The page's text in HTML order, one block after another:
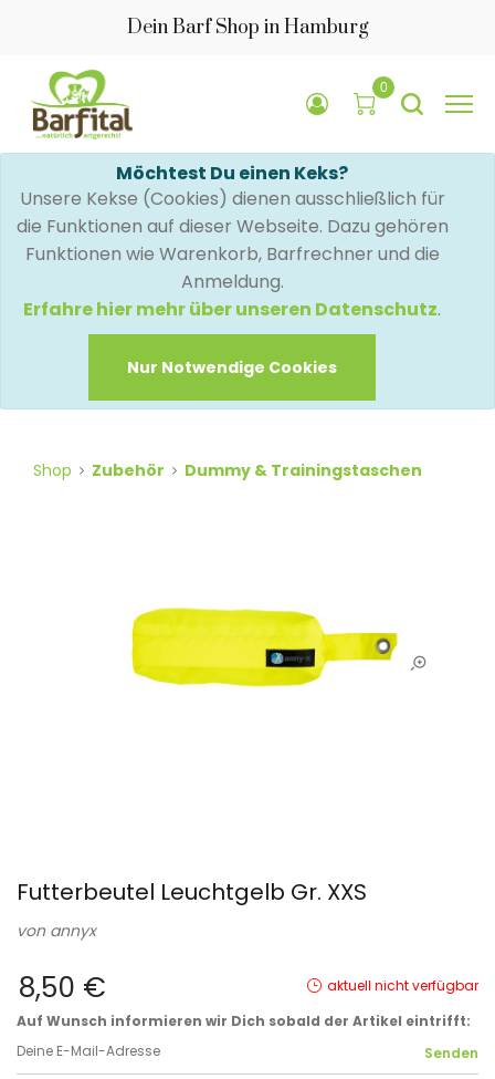
Dein Barf Shop in Hamburg
0
Möchtest Du einen Keks?
Unsere Kekse (Cookies) dienen ausschließlich für
die Funktionen auf dieser Webseite. Dazu gehören
Funktionen wie Warenkorb, Barfrechner und die
Anmeldung.
Erfahre hier mehr über unseren Datenschutz.
Nur Notwendige Cookies
Shop Zubehör Dummy & Trainingstaschen
Futterbeutel Leuchtgelb Gr. XXS
von annyx
8,50 €
aktuell nicht verfügbar
Auf Wunsch informieren wir Dich sobald der Artikel eintrifft: